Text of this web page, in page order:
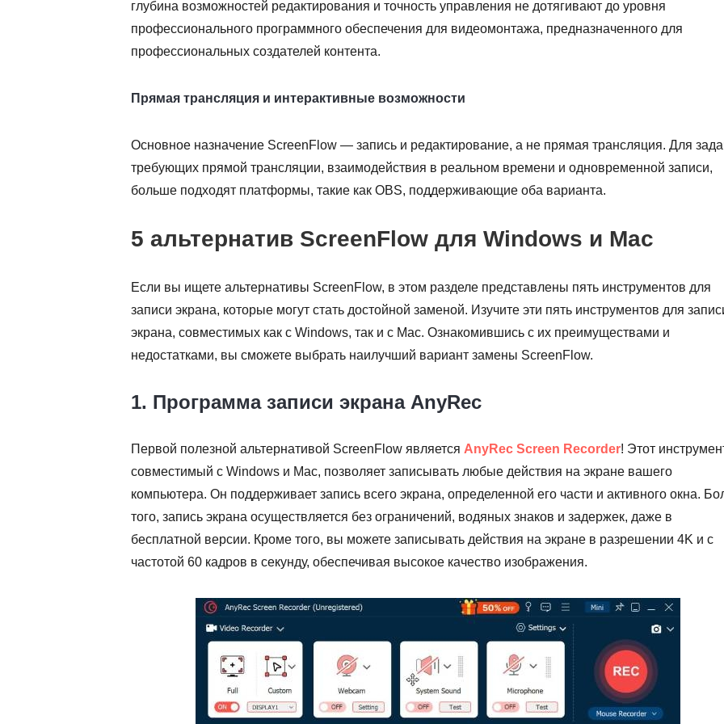
глубина возможностей редактирования и точность управления не дотягивают до уровня
профессионального программного обеспечения для видеомонтажа, предназначенного для
профессиональных создателей контента.
Прямая трансляция и интерактивные возможности
Основное назначение ScreenFlow — запись и редактирование, а не прямая трансляция. Для
требующих прямой трансляции, взаимодействия в реальном времени и одновременной записи,
больше подходят платформы, такие как OBS, поддерживающие оба варианта.
5 альтернатив ScreenFlow для Windows и Mac
Если вы ищете альтернативы ScreenFlow, в этом разделе представлены пять инструментов для
записи экрана, которые могут стать достойной заменой. Изучите эти пять инструментов для
экрана, совместимых как с Windows, так и с Mac. Ознакомившись с их преимуществами и
недостатками, вы сможете выбрать наилучший вариант замены ScreenFlow.
1. Программа записи экрана AnyRec
Первой полезной альтернативой ScreenFlow является AnyRec Screen Recorder! Этот
совместимый с Windows и Mac, позволяет записывать любые действия на экране вашего
компьютера. Он поддерживает запись всего экрана, определенной его части и активного окна.
того, запись экрана осуществляется без ограничений, водяных знаков и задержек, даже в
бесплатной версии. Кроме того, вы можете записывать действия на экране в разрешении 4K и с
частотой 60 кадров в секунду, обеспечивая высокое качество изображения.